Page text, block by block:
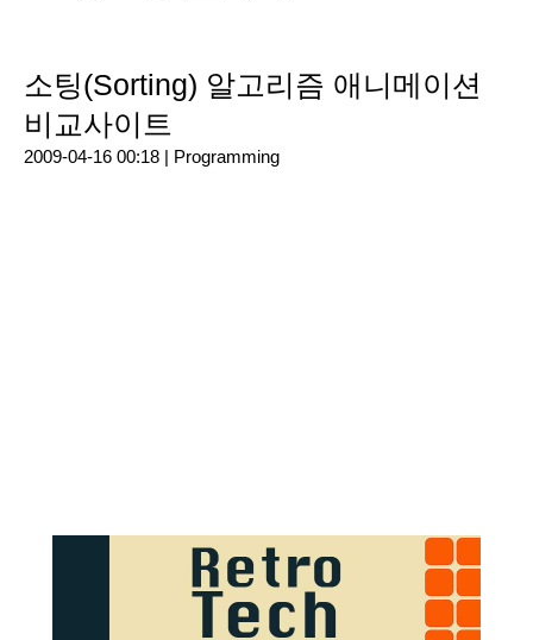
소팅(Sorting) 알고리즘 애니메이션
비교사이트
2009-04-16 00:18 | Programming